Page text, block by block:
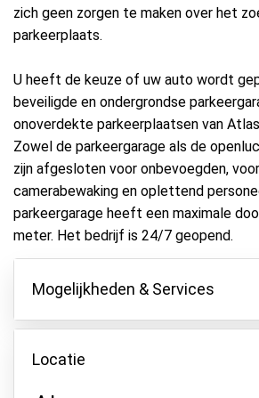
zich geen zorgen te maken over het
parkeerplaats.
U heeft de keuze of uw auto wordt
beveiligde en ondergrondse
onoverdekte parkeerplaatsen van
Zowel de parkeergarage als de
zijn afgesloten voor onbevoegden,
camerabewaking en oplettend
parkeergarage heeft een maximale
meter. Het bedrijf is 24/7 geopend.
Mogelijkheden & Services
Mogelijkheden
Binnen parkeren
Locatie